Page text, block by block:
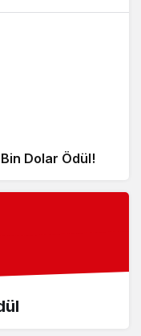
Bin Dolar Ödül!